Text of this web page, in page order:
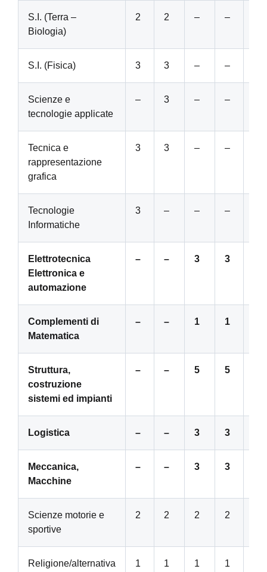
S.I. (Terra –
Biologia)
2 2 – –
S.I. (Fisica) 3 3 – –
Scienze e
tecnologie applicate
– 3 – –
Tecnica e
rappresentazione
grafica
3 3 – –
Tecnologie
Informatiche
3 – – –
Elettrotecnica
Elettronica e
automazione
– – 3 3
Complementi di
Matematica
– – 1 1
Struttura,
costruzione
sistemi ed impianti
– – 5 5
Logistica – – 3 3
Meccanica,
Macchine
– – 3 3
Scienze motorie e
sportive
2 2 2 2
Religione/alternativa 1 1 1 1